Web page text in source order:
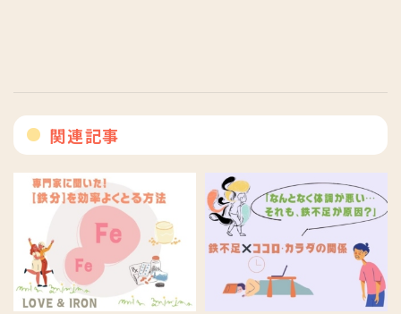
関連記事